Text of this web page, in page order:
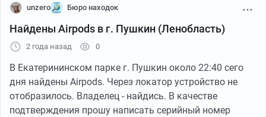
Слева направо - Лионский зал, Арабесковый зал, Антикамеры (3,
2, 1 - два ракурса), Большой зал после разбора завалов. Все фото
1944 года
Источники: Фото 1-3 и 5 и 7-8 взяты сpastvu.com(1 -
p.s. С того портвейна мы дружно блевали.
unzero Бюро находок
Найдены Airpods в г. Пушкин (Ленобласть)
2 года назад 0
В Екатерининском парке г. Пушкин около 22:40 сего
дня найдены Airpods. Через локатор устройство не
отобразилось. Владелец - найдись. В качестве
подтверждения прошу написать серийный номер